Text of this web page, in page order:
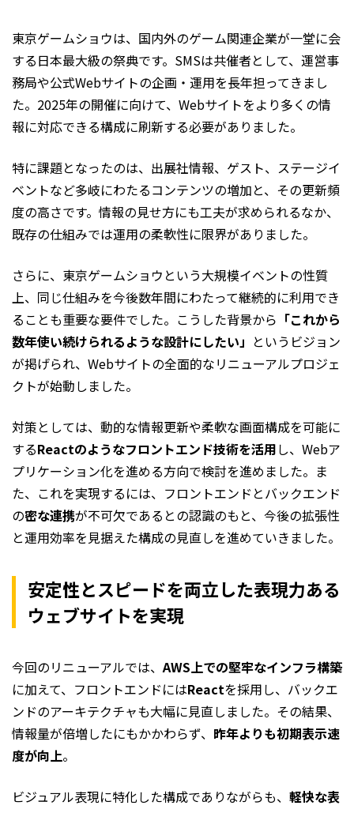
東京ゲームショウは、国内外のゲーム関連企業が一堂に会
する日本最大級の祭典です。SMSは共催者として、運営事
務局や公式Webサイトの企画・運用を長年担ってきまし
た。2025年の開催に向けて、Webサイトをより多くの情
報に対応できる構成に刷新する必要がありました。
特に課題となったのは、出展社情報、ゲスト、ステージイ
ベントなど多岐にわたるコンテンツの増加と、その更新頻
度の高さです。情報の見せ方にも工夫が求められるなか、
既存の仕組みでは運用の柔軟性に限界がありました。
さらに、東京ゲームショウという大規模イベントの性質
上、同じ仕組みを今後数年間にわたって継続的に利用でき
ることも重要な要件でした。こうした背景から 「これから
数年使い続けられるような設計にしたい」 というビジョン
が掲げられ、Webサイトの全面的なリニューアルプロジェ
クトが始動しました。
対策としては、動的な情報更新や柔軟な画面構成を可能に
するReactのようなフロントエンド技術を活用し、Webア
プリケーション化を進める方向で検討を進めました。ま
た、これを実現するには、フロントエンドとバックエンド
の密な連携が不可欠であるとの認識のもと、今後の拡張性
と運用効率を見据えた構成の見直しを進めていきました。
安定性とスピードを両立した表現力ある
ウェブサイトを実現
今回のリニューアルでは、AWS上での堅牢なインフラ構築
に加えて、フロントエンドにはReactを採用し、バックエ
ンドのアーキテクチャも大幅に見直しました。その結果、
情報量が倍増したにもかかわらず、 昨年よりも初期表示速
度が向上。
ビジュアル表現に特化した構成でありながらも、 軽快な表